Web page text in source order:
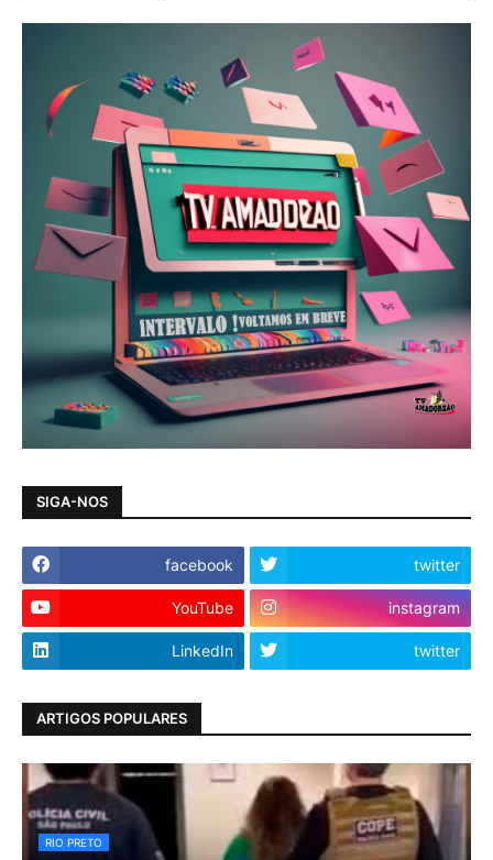
SIGA-NOS
facebook twitter
YouTube instagram
LinkedIn twitter
ARTIGOS POPULARES
RIO PRETO